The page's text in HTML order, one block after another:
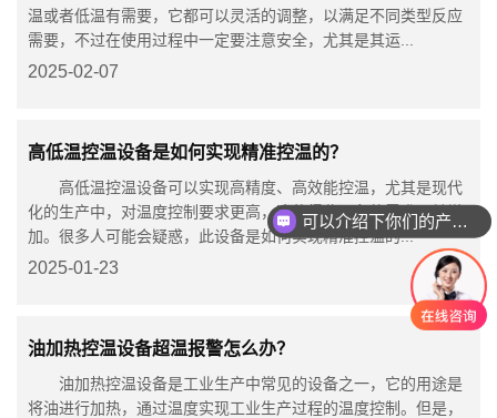
温或者低温有需要，它都可以灵活的调整，以满足不同类型反应
需要，不过在使用过程中一定要注意安全，尤其是其运...
2025-02-07
高低温控温设备是如何实现精准控温的？
高低温控温设备可以实现高精度、高效能控温，尤其是现代
化的生产中，对温度控制要求更高，这使得此设备的需求日益增
加。很多人可能会疑惑，此设备是如何实现精准控温的...
2025-01-23
油加热控温设备超温报警怎么办？
油加热控温设备是工业生产中常见的设备之一，它的用途是
将油进行加热，通过温度实现工业生产过程的温度控制。但是，
可以介绍下你们的产品么